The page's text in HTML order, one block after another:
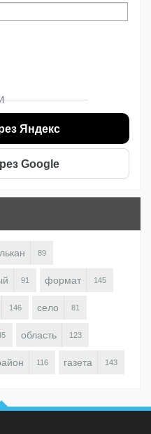
Яндекс
Google
89
91 формат 145
146 село 81
область 123
116 газета 143